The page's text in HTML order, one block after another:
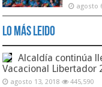
agosto
Lo Más Leido
Alcaldía continúa
Vacacional Libertador
agosto 13, 2018 445,590